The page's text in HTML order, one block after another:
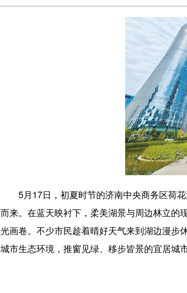
5月17日，初夏时节的济南中央商务区荷花
而来。在蓝天映衬下，柔美湖景与周边林立的
光画卷。不少市民趁着晴好天气来到湖边漫步
城市生态环境，推窗见绿、移步皆景的宜居城